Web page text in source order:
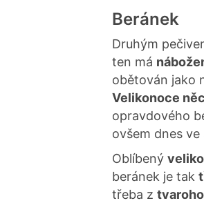
Beránek
Druhým
ten má
obětován jako
Velikonoce
opravdového
ovšem dnes
Oblíbený
beránek je tak
třeba z